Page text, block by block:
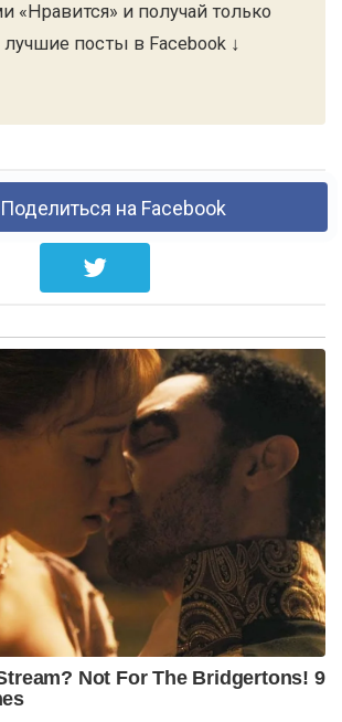
«Нравится» и получай только
лучшие посты в Facebook ↓
Поделиться на Facebook